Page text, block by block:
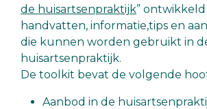
de huisartsenpraktijk”
handvatten, informatie,tips en
die kunnen worden gebruikt in
huisartsenpraktijk.
De toolkit bevat de volgende
Aanbod in de